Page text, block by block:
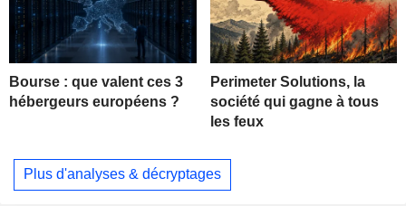
Bourse : que valent ces 3
hébergeurs européens ?
Perimeter Solutions, la
société qui gagne à tous
les feux
Plus d'analyses & décryptages